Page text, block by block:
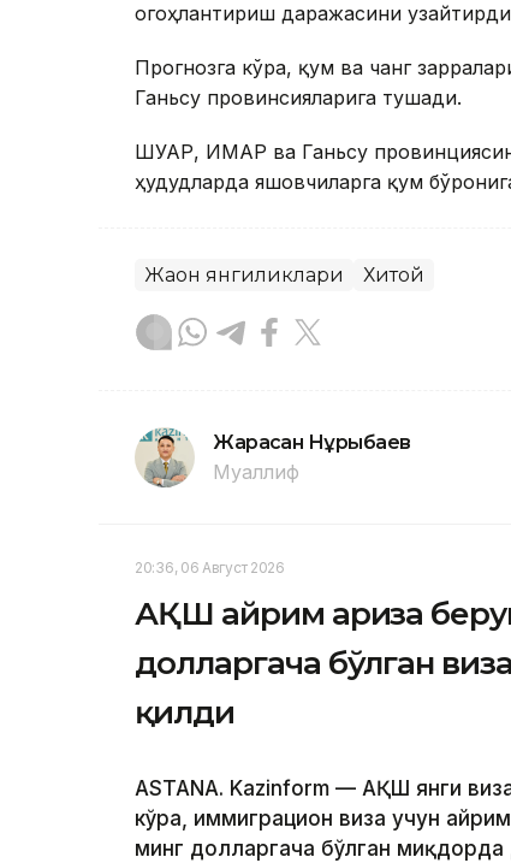
огоҳлантириш даражасини
Прогнозга кўра, қум ва чанг
Ганьсу провинсияларига тушади.
ШУАР, ИМАР ва Ганьсу
ҳудудларда яшовчиларга қум
Жаҳон янгиликлари Хитой
Жарасқан Нұрыбаев
Муаллиф
20:36, 06 Август 2026
АҚШ айрим ариза
долларгача бўлган
қилди
ASTANA. Kazinform — АҚШ янги
кўра, иммиграцион виза учун
минг долларгача бўлган